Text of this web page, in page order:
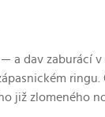
a dav zaburácí
již zlomeného